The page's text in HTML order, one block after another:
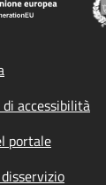
accessibilità
portale